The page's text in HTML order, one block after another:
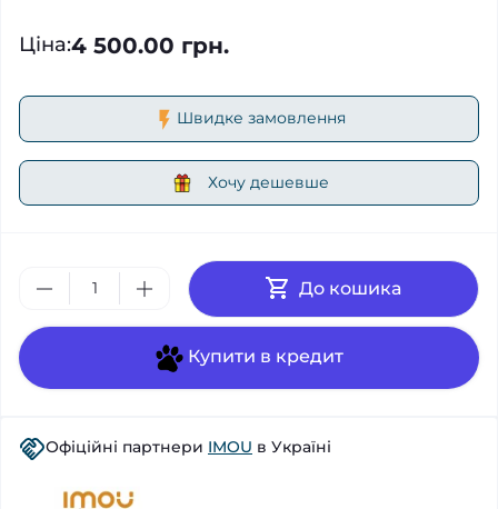
Ціна:4 500.00 грн.
Швидке замовлення
Хочу дешевше
До кошика
Купити в кредит
Офіційні партнери IMOU в Україні